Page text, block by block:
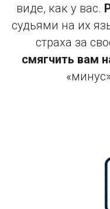
виде, как у вас.
судьями на их
страха за
смягчить вам